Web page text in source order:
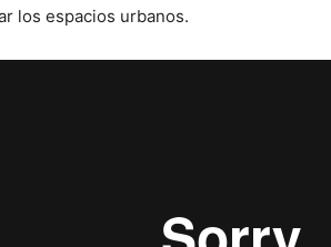
los espacios urbanos.